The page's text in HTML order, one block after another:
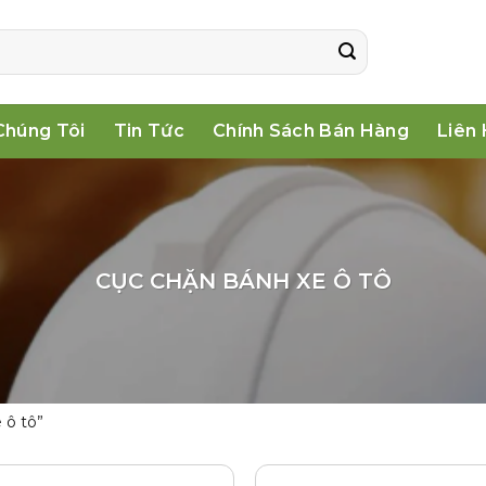
Tôi Tin Tức Chính Sách Bán Hàng Liên
CỤC CHẶN BÁNH XE Ô TÔ
ô tô”